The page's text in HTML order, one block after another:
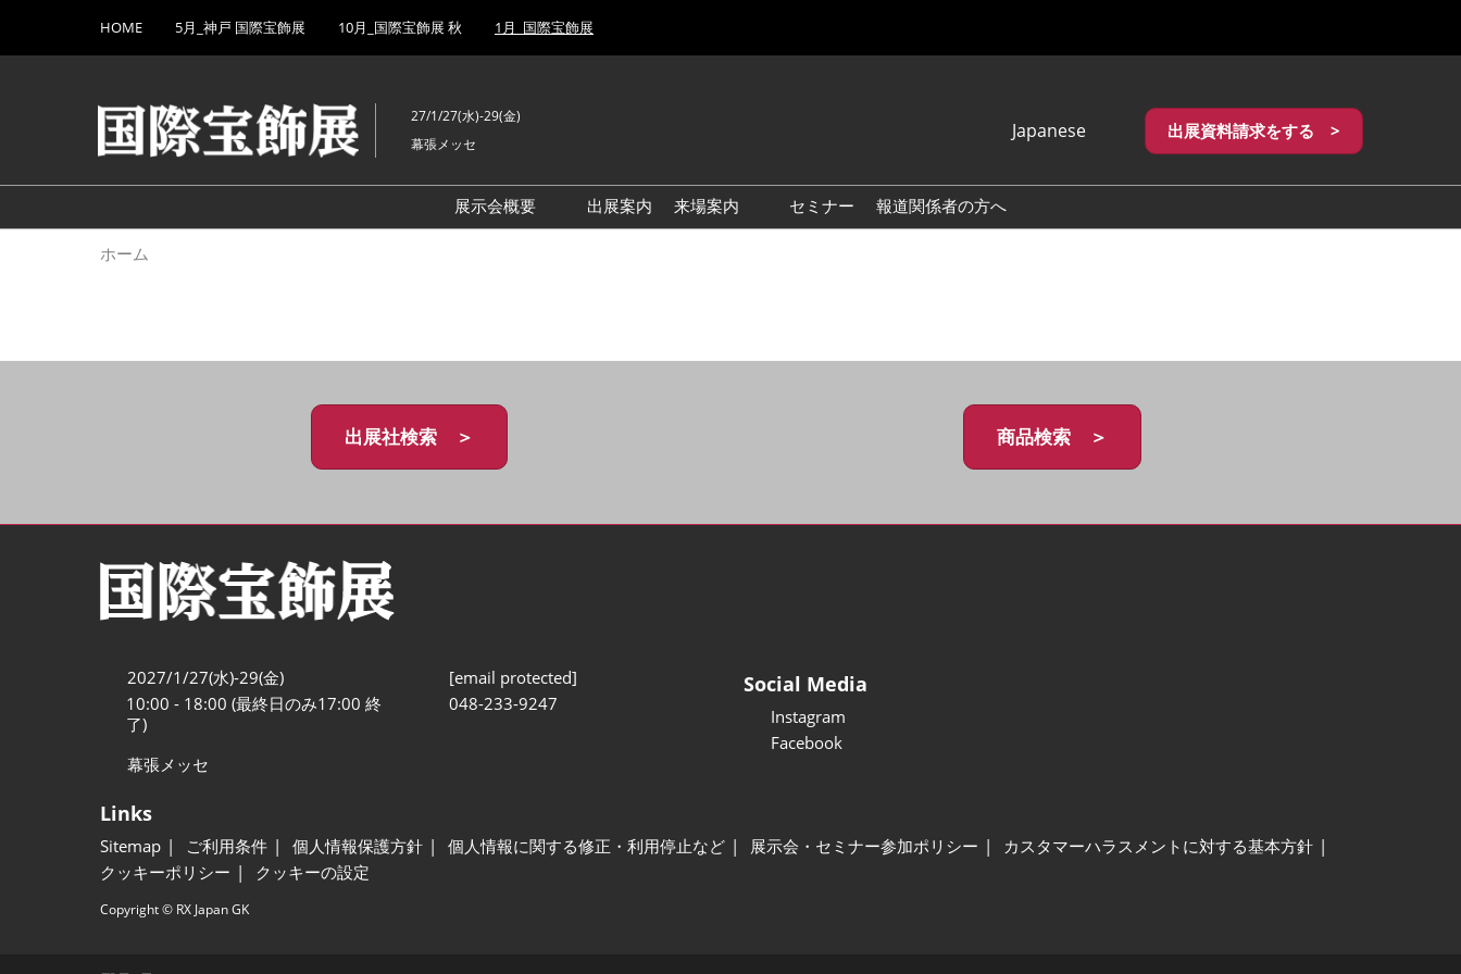
キ
し
て
to
HOME 5月_神戸 国際宝飾展 10月_国際宝飾展 秋 1月_国際宝飾展
27/1/27(水)-29(金)
幕張メッセ
Japanese
English
繁體中文
出展資料請求をする >
展示会概要
出展案内
来場案内
セミナー 報道関係者の方へ
ホーム
出展社検索 ＞ 商品検索 ＞
2027/1/27(水)-29(金)
10:00 - 18:00 (最終日のみ17:00 終
了)
幕張メッセ
[email protected]
048-233-9247
Social Media
Instagram
Facebook
Links
Sitemap ご利用条件 個人情報保護方針 個人情報に関する修正・利用停止など 展示会・セミナー参加ポリシー
カスタマーハラスメントに対する基本方針
クッキーポリシー
クッキーの設定
Copyright © RX Japan GK